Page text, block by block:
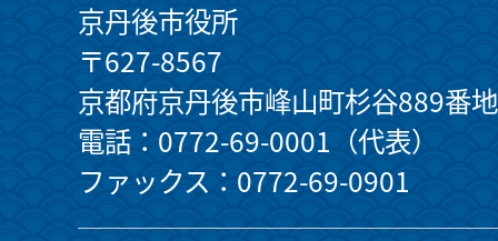
京丹後市役所
〒627-8567
京都府京丹後市峰山町杉谷889番地
電話：0772-69-0001（代表）
ファックス：0772-69-0901